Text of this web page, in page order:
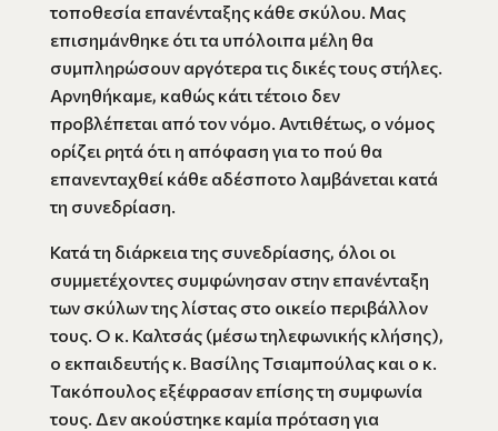
τοποθεσία επανένταξης κάθε σκύλου. Μας
επισημάνθηκε ότι τα υπόλοιπα μέλη θα
συμπληρώσουν αργότερα τις δικές τους στήλες.
Αρνηθήκαμε, καθώς κάτι τέτοιο δεν
προβλέπεται από τον νόμο. Αντιθέτως, ο νόμος
ορίζει ρητά ότι η απόφαση για το πού θα
επανενταχθεί κάθε αδέσποτο λαμβάνεται κατά
τη συνεδρίαση.
Κατά τη διάρκεια της συνεδρίασης, όλοι οι
συμμετέχοντες συμφώνησαν στην επανένταξη
των σκύλων της λίστας στο οικείο περιβάλλον
τους. Ο κ. Καλτσάς (μέσω τηλεφωνικής κλήσης),
ο εκπαιδευτής κ. Βασίλης Τσιαμπούλας και ο κ.
Τακόπουλος εξέφρασαν επίσης τη συμφωνία
τους. Δεν ακούστηκε καμία πρόταση για